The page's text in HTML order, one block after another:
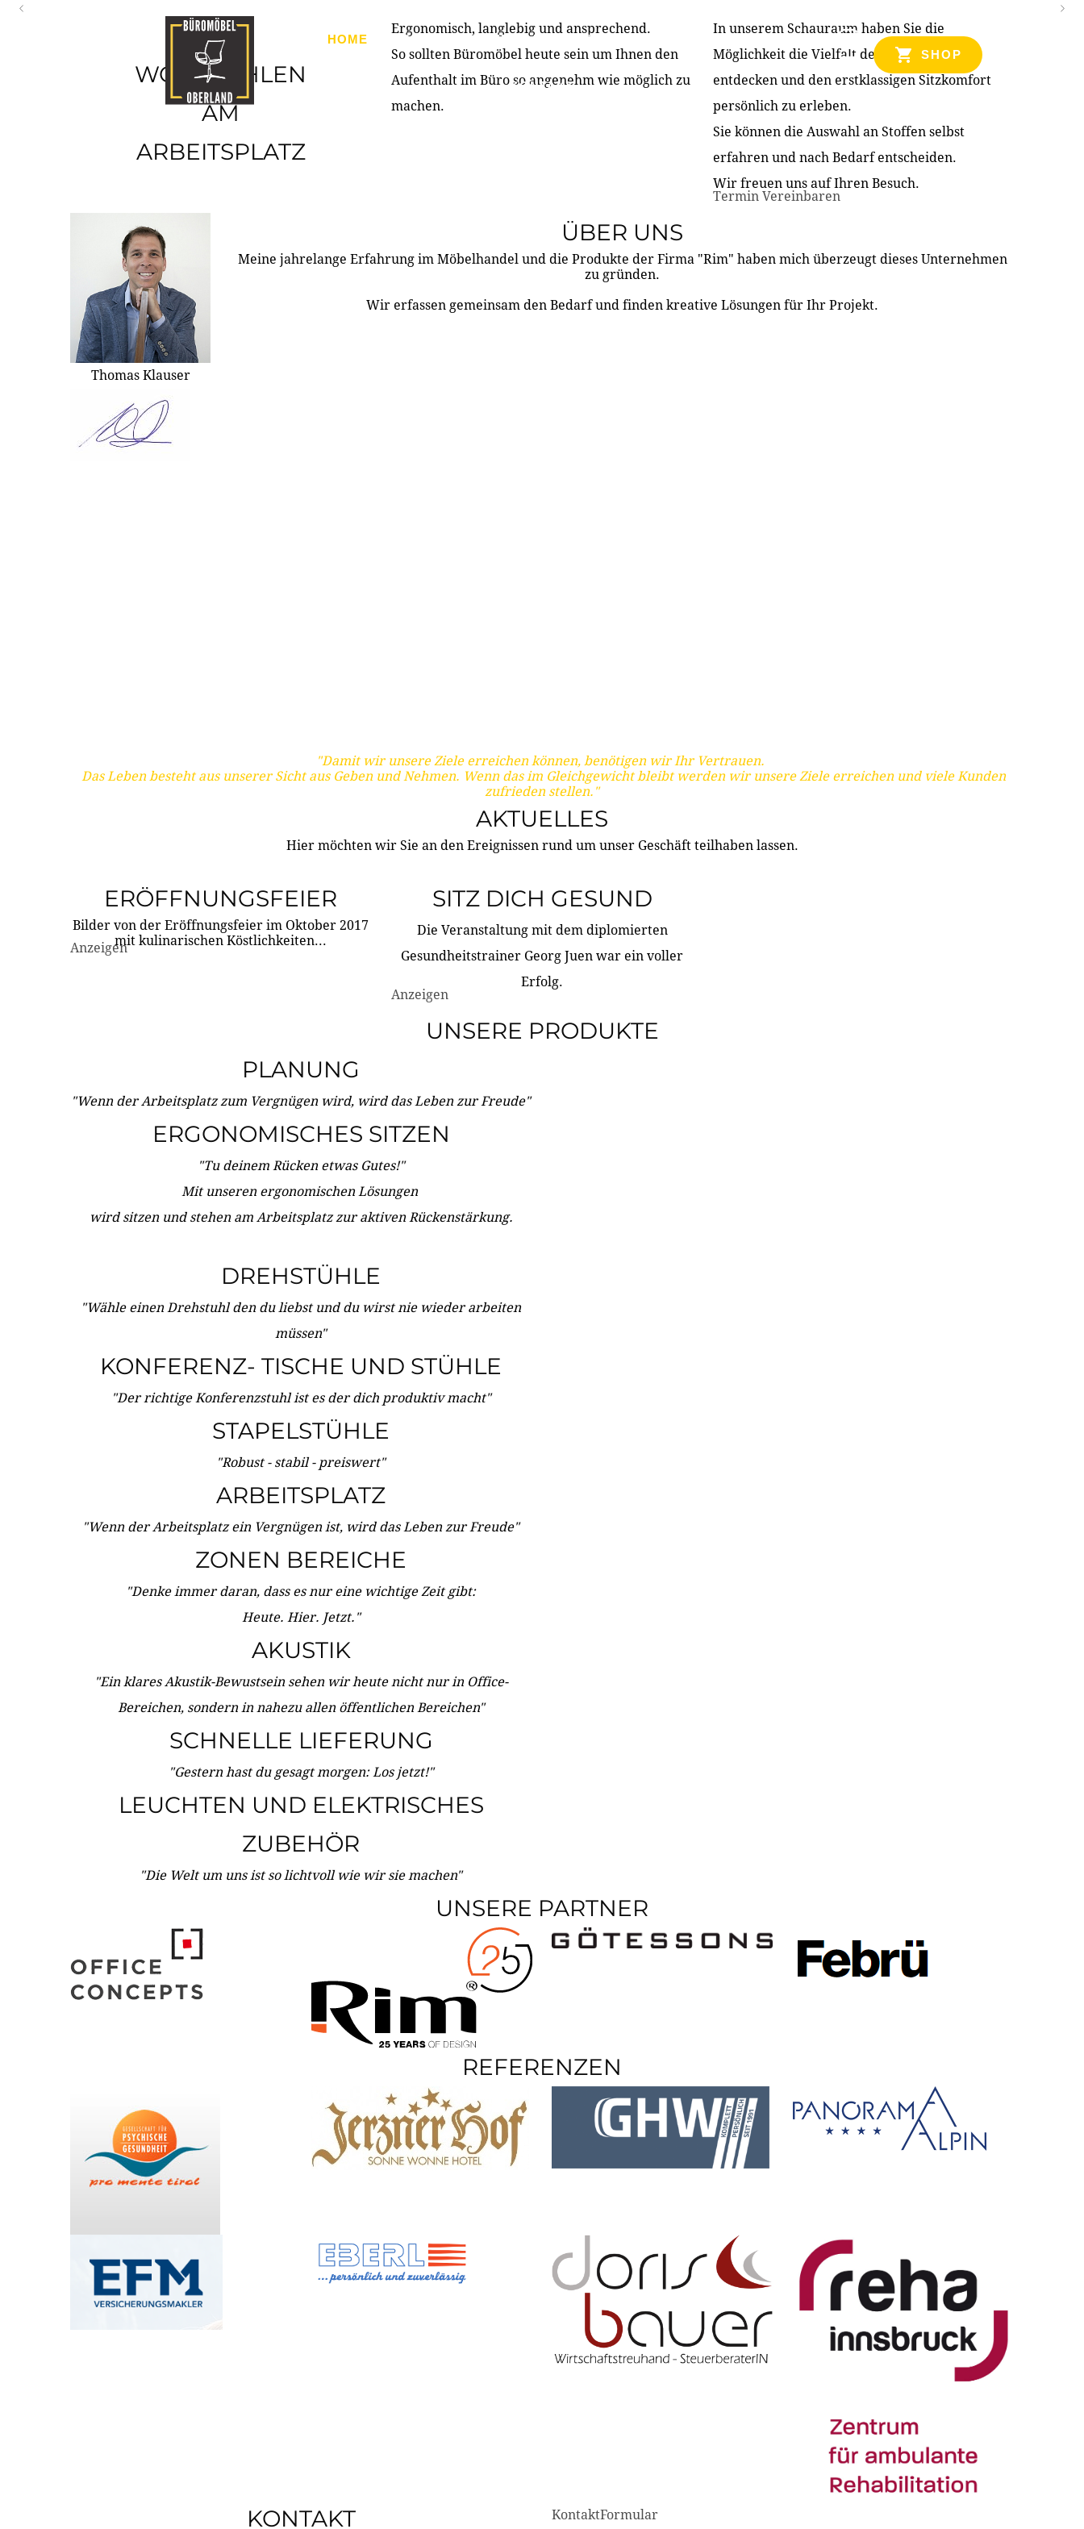
HOME PRODUKTE ÜBER UNS PARTNER & REFERENZEN
KONTAKT
SHOP
WOHLFÜHLEN
AM
ARBEITSPLATZ
Ergonomisch, langlebig und ansprechend.
So sollten Büromöbel heute sein um Ihnen den
Aufenthalt im Büro so angenehm wie möglich zu
machen.
In unserem Schauraum haben Sie die
Möglichkeit die Vielfalt der Produkte zu
entdecken und den erstklassigen Sitzkomfort
persönlich zu erleben.
Sie können die Auswahl an Stoffen selbst
erfahren und nach Bedarf entscheiden.
Wir freuen uns auf Ihren Besuch.
Termin Vereinbaren
Thomas Klauser
ÜBER UNS
Meine jahrelange Erfahrung im Möbelhandel und die Produkte der Firma "Rim" haben mich überzeugt dieses Unternehmen
zu gründen.
Wir erfassen gemeinsam den Bedarf und finden kreative Lösungen für Ihr Projekt.
"Damit wir unsere Ziele erreichen können, benötigen wir Ihr Vertrauen.
Das Leben besteht aus unserer Sicht aus Geben und Nehmen. Wenn das im Gleichgewicht bleibt werden wir unsere Ziele erreichen und viele Kunden
zufrieden stellen."
AKTUELLES
Hier möchten wir Sie an den Ereignissen rund um unser Geschäft teilhaben lassen.
ERÖFFNUNGSFEIER
Bilder von der Eröffnungsfeier im Oktober 2017
mit kulinarischen Köstlichkeiten...
Anzeigen
SITZ DICH GESUND
Die Veranstaltung mit dem diplomierten
Gesundheitstrainer Georg Juen war ein voller
Erfolg.
Anzeigen
UNSERE PRODUKTE
PLANUNG
"Wenn der Arbeitsplatz zum Vergnügen wird, wird das Leben zur Freude"
ERGONOMISCHES SITZEN
"Tu deinem Rücken etwas Gutes!"
Mit unseren ergonomischen Lösungen
wird sitzen und stehen am Arbeitsplatz zur aktiven Rückenstärkung.
DREHSTÜHLE
"Wähle einen Drehstuhl den du liebst und du wirst nie wieder arbeiten
müssen"
KONFERENZ- TISCHE UND STÜHLE
"Der richtige Konferenzstuhl ist es der dich produktiv macht"
STAPELSTÜHLE
"Robust - stabil - preiswert"
ARBEITSPLATZ
"Wenn der Arbeitsplatz ein Vergnügen ist, wird das Leben zur Freude"
ZONEN BEREICHE
"Denke immer daran, dass es nur eine wichtige Zeit gibt:
Heute. Hier. Jetzt."
AKUSTIK
"Ein klares Akustik-Bewustsein sehen wir heute nicht nur in Office-
Bereichen, sondern in nahezu allen öffentlichen Bereichen"
SCHNELLE LIEFERUNG
"Gestern hast du gesagt morgen: Los jetzt!"
LEUCHTEN UND ELEKTRISCHES
ZUBEHÖR
"Die Welt um uns ist so lichtvoll wie wir sie machen"
UNSERE PARTNER
REFERENZEN
KONTAKT KontaktFormular